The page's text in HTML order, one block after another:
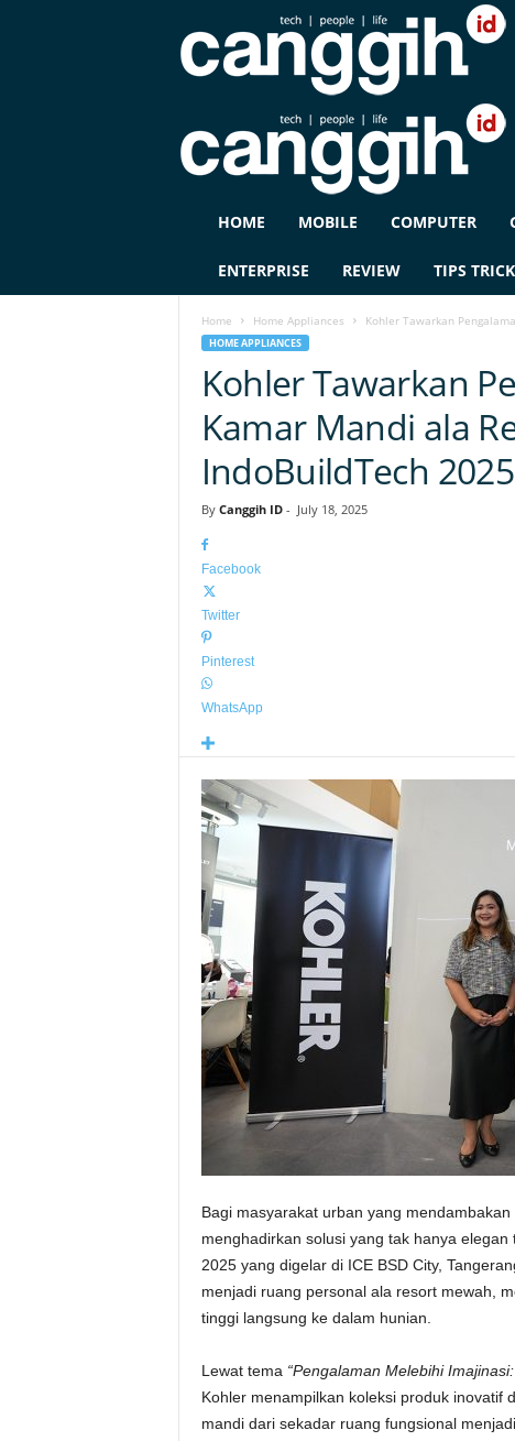
G
HOME MOBILE COMPUTER
ENTERPRISE REVIEW TIPS TRICK
Home Home Appliances Kohler Tawarkan
HOME APPLIANCES
Kohler Tawarkan
Kamar Mandi ala
IndoBuildTech 2025
By Canggih ID- July 18, 2025
Facebook
Twitter
Pinterest
WhatsApp
Bagi masyarakat urban yang
menghadirkan solusi yang tak hanya
2025 yang digelar di ICE BSD City,
menjadi ruang personal ala resort mewah,
tinggi langsung ke dalam hunian.
Lewat tema “Pengalaman Melebihi
Kohler menampilkan koleksi produk inovatif
mandi dari sekadar ruang fungsional